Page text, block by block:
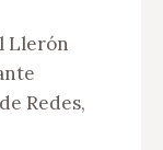
Llerón
Redes,